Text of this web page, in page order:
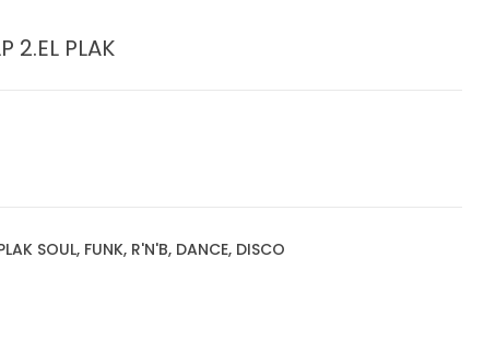
2.EL PLAK
SOUL, FUNK, R'N'B, DANCE, DISCO